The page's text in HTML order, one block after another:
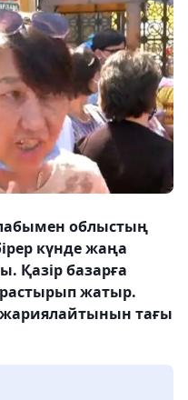
облыстың
күнде жаңа
Қазір базарға
жатыр.
жариялайтынын тағы